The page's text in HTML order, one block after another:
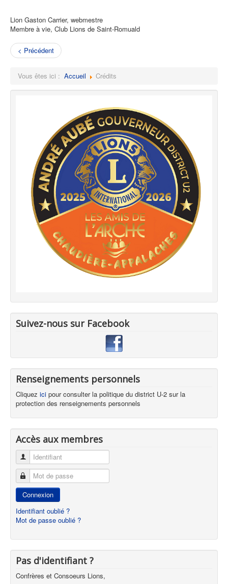
Lion Gaston Carrier, webmestre
Membre à vie, Club Lions de Saint-Romuald
< Précédent
Vous êtes ici : Accueil Crédits
Suivez-nous sur Facebook
Renseignements personnels
Cliquez ici pour consulter la politique du district U-2 sur la
protection des renseignements personnels
Accès aux membres
Identifiant
Mot de passe
Connexion
Identifiant oublié ?
Mot de passe oublié ?
Pas d'identifiant ?
Confrères et Consoeurs Lions,